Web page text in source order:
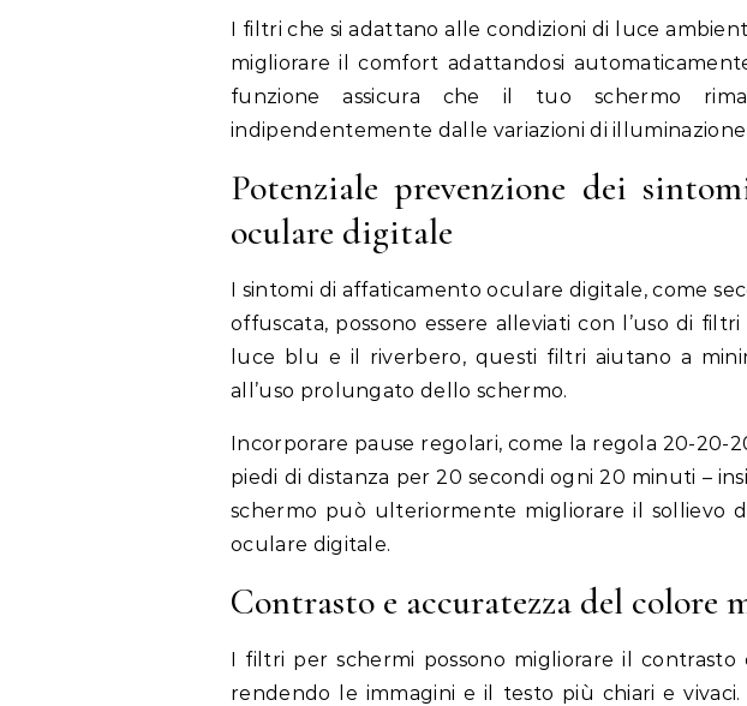
I filtri che si adattano alle condizioni di luce
migliorare il comfort adattandosi
funzione assicura che il tuo schermo
indipendentemente dalle variazioni di
Potenziale prevenzione dei
oculare digitale
I sintomi di affaticamento oculare digitale, come
offuscata, possono essere alleviati con l’uso di
luce blu e il riverbero, questi filtri aiutano a
all’uso prolungato dello schermo.
Incorporare pause regolari, come la regola 20-20-
piedi di distanza per 20 secondi ogni 20 minuti –
schermo può ulteriormente migliorare il sollievo
oculare digitale.
Contrasto e accuratezza del colore
I filtri per schermi possono migliorare il contrasto
rendendo le immagini e il testo più chiari e